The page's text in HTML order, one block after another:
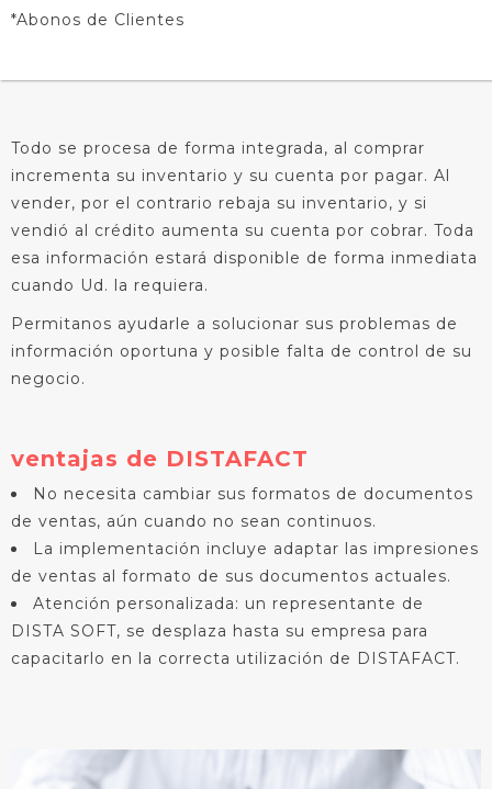
*Abonos de Clientes
Todo se procesa de forma integrada, al comprar
incrementa su inventario y su cuenta por pagar. Al
vender, por el contrario rebaja su inventario, y si
vendió al crédito aumenta su cuenta por cobrar. Toda
esa información estará disponible de forma inmediata
cuando Ud. la requiera.
Permitanos ayudarle a solucionar sus problemas de
información oportuna y posible falta de control de su
negocio.
ventajas de DISTAFACT
No necesita cambiar sus formatos de documentos
de ventas, aún cuando no sean continuos.
La implementación incluye adaptar las impresiones
de ventas al formato de sus documentos actuales.
Atención personalizada: un representante de
DISTA SOFT, se desplaza hasta su empresa para
capacitarlo en la correcta utilización de DISTAFACT.